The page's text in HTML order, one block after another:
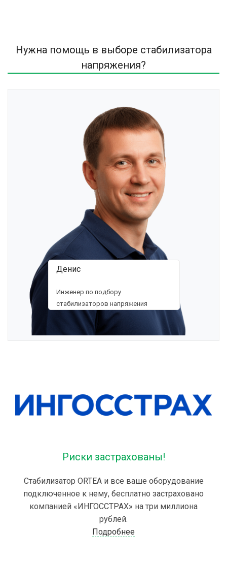
Нужна помощь в выборе стабилизатора
напряжения?
Денис
Инженер по подбору
стабилизаторов напряжения
Риски застрахованы!
Стабилизатор ORTEA и все ваше оборудование
подключенное к нему, бесплатно застраховано
компанией «ИНГОССТРАХ» на три миллиона
рублей.
Подробнее